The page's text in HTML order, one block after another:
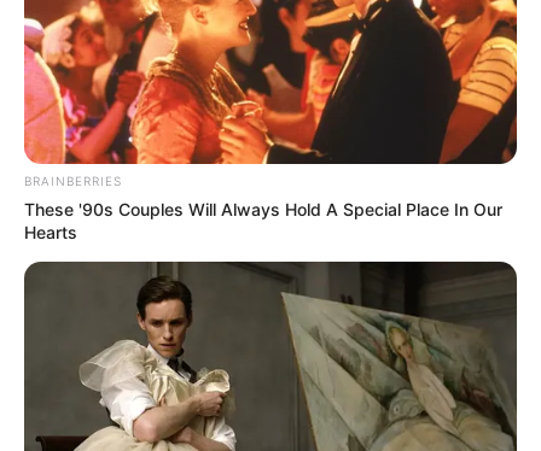
Ο πόλεμος στην Ουκρανία περνάει στην
πολύ σημαντική αλλά και επικίνδυνη
δεύτερη...
Πέμπτη, 29 Σεπτεμβρίου 2022, 11:05
Ο πόλεμος στην Ουκρανία περνάει...
BRAINBERRIES
These '90s Couples Will Always Hold A Special Place In Our
Hearts